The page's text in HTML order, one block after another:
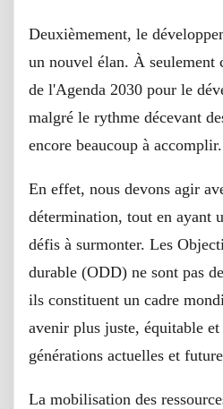
Deuxièmement, le
un nouvel élan. À seulement
de l'Agenda 2030 pour le
malgré le rythme décevant
encore beaucoup à accomplir.
En effet, nous devons agir
détermination, tout en ayant
défis à surmonter. Les
durable (ODD) ne sont pas
ils constituent un cadre
avenir plus juste, équitable
générations actuelles et
La mobilisation des